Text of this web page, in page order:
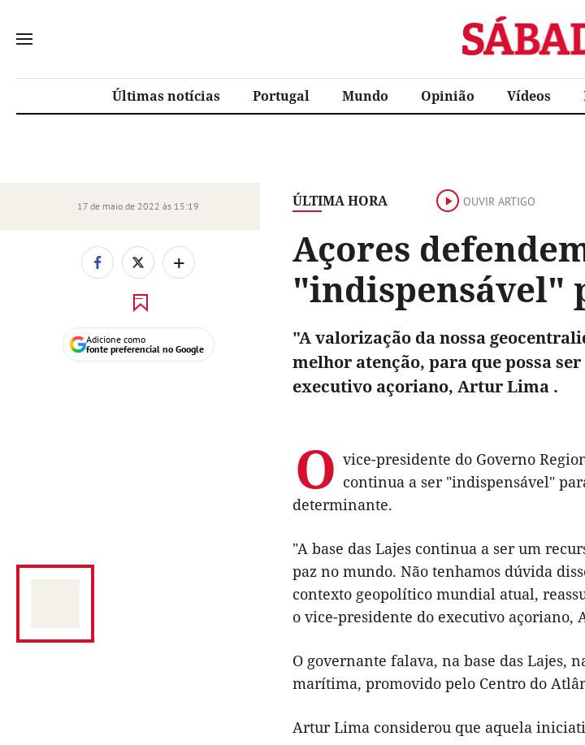
Sábado
Últimas notícias Portugal Mundo Opinião Vídeos
ÚLTIMA HORA OUVIR ARTIGO
Açores
"indispensável"
17 de maio de 2022 às 15:19
+
Adicione como
fonte preferencial no Google
"A valorização da nossa
melhor atenção, para que possa
executivo açoriano, Artur Lima .
O vice-presidente do Governo
continua a ser "indispensável"
determinante.
"A base das Lajes continua a ser um
paz no mundo. Não tenhamos dúvida
contexto geopolítico mundial atual,
o vice-presidente do executivo açoriano,
O governante falava, na base das Lajes,
marítima, promovido pelo Centro do
Artur Lima considerou que aquela